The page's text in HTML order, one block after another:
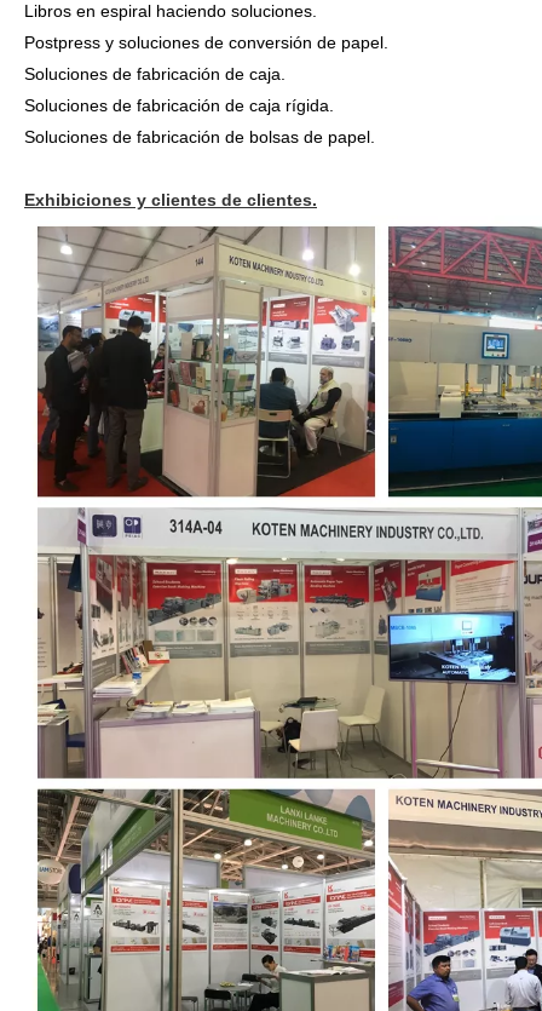
Libros en espiral haciendo soluciones.
Postpress y soluciones de conversión de papel.
Soluciones de fabricación de caja.
Soluciones de fabricación de caja rígida.
Soluciones de fabricación de bolsas de papel.
Exhibiciones y clientes de clientes.